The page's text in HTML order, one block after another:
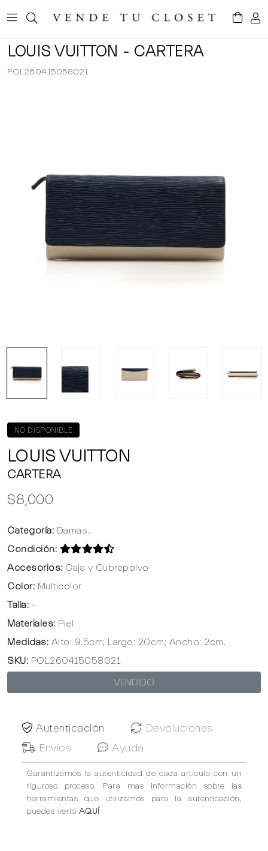
LOUIS VUITTON - CARTERA
POL260415058021
NO DISPONIBLE
LOUIS VUITTON
CARTERA
$8,000
Categoría: Damas..
Condición:
Accesorios: Caja y Cubrepolvo
Color: Multicolor
Talla: -
Materiales: Piel
Medidas: Alto: 9.5cm; Largo: 20cm; Ancho: 2cm.
SKU: POL260415058021
VENDIDO
Autenticación
Devoluciones
Envíos
Ayuda
Garantizamos la autenticidad de cada artículo con un
riguroso proceso. Para mas información sobre las
herramientas que utilizamos para la autenticación,
puedes verlo AQUÍ